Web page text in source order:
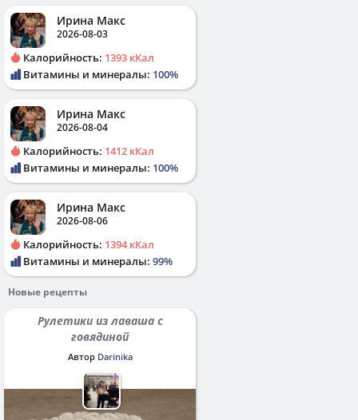
Ирина Макс
2026-08-03
Калорийность: 1393 кКал
Витамины и минералы: 100%
Ирина Макс
2026-08-04
Калорийность: 1412 кКал
Витамины и минералы: 100%
Ирина Макс
2026-08-06
Калорийность: 1394 кКал
Витамины и минералы: 99%
Новые рецепты
Рулетики из лаваша с
говядиной
Автор Darinika